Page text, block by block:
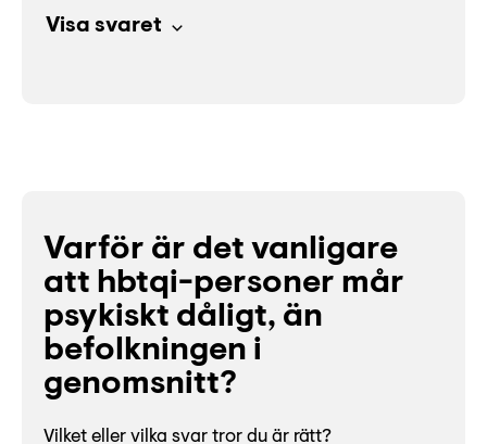
Visa svaret
Varför är det vanligare
att hbtqi-personer mår
psykiskt dåligt, än
befolkningen i
genomsnitt?
Vilket eller vilka svar tror du är rätt?